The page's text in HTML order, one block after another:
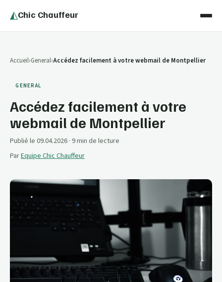
◭Chic Chauffeur
Accueil General Accédez facilement à votre webmail de Montpellier
GENERAL
Accédez facilement à votre
webmail de Montpellier
Publié le 09.04.2026 · 9 min de lecture
ParEquipe Chic Chauffeur